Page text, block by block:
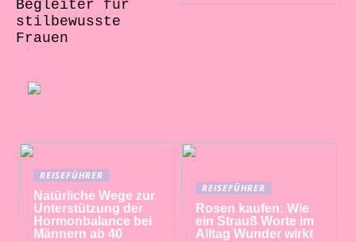
Begleiter für
stilbewusste
Frauen
REISEFÜHRER
Natürliche Wege zur
Unterstützung der
Hormonbalance bei
Männern ab 40
REISEFÜHRER
Rosen kaufen: Wie
ein Strauß Worte im
Alltag Wunder wirkt